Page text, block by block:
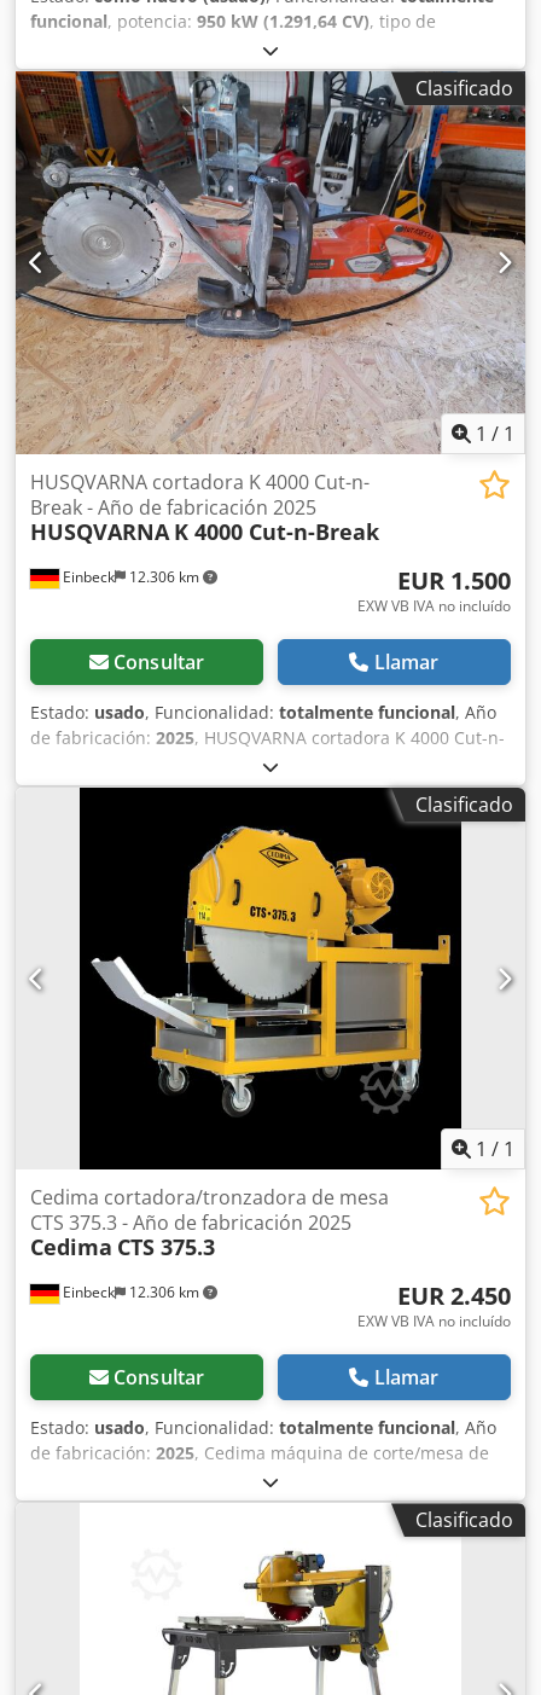
funcional, potencia: 950 kW (1.291,64 CV), tipo de
, tipo de combustible:
peso total:61 kg, Año de fabricación:2025, horas de
funcionamiento:20 h, Como nuevo – máquina de
demostración AirBull 5000 Nº de artículo: AB072016-05
4.940 m³/h (descarga libre) Potencia: 950 W / 5,4 A Tensión:
230V / 50Hz Nivel sonoro: 48-69 dBA (a 3 m de distancia)
Motor regulable sin escalonamientos Dimensiones (LxHxA):
735 x 570 x 615 mm con ruedas 735 x 560 x 615 mm sin
ruedas Peso: 62 kg (dependiendo del filtro) Ver más en:
airmex-absauganlagen.de/modelle/airbull-2000-3500-5000
Cjdszbu Nuopfx Agpjrf Precio exworks
Clasificado
1 / 1
Einbeck 12.306 km
HUSQVARNA cortadora K 4000 Cut-n-
Break - Año de fabricación 2025
HUSQVARNA K 4000 Cut-n-Break
EUR 1.500
EXW VB IVA no incluído
Consultar Llamar
Estado: usado, Funcionalidad: totalmente funcional, Año
de fabricación: 2025, HUSQVARNA cortadora K 4000 Cut-n-
Break — Año de fabricación 2025 Usado, proveniente del
parque de alquiler profesional de Kurt König
Baumaschinen GmbH, Einbeck. Estado & notas: - Estado:
Usado de alquiler, mantenido regularmente -
Funcionamiento: Totalmente operativo - Próximamente
fotos del producto — si está interesado, contáctenos para
fotos actuales Csdpfey A Hapjx Agpsrf - Inspección posible
en 37574 Einbeck con cita previa Precio 1.600 EUR más IVA
| EXW Einbeck | Entrega bajo consulta
Clasificado
1 / 1
Einbeck 12.306 km
Cedima cortadora/tronzadora de mesa
CTS 375.3 - Año de fabricación 2025
Cedima CTS 375.3
EUR 2.450
EXW VB IVA no incluído
Consultar Llamar
Estado: usado, Funcionalidad: totalmente funcional, Año
de fabricación: 2025, Cedima máquina de corte/mesa de
corte CTS 375.3 — Año de fabricación 2025 Usada del
parque de alquiler profesional de Kurt König
Baumaschinen GmbH, Einbeck. Estado y observaciones: -
Estado: Usada de alquiler, mantenida regularmente -
Funcionalidad: Totalmente funcional Csdpfxjy A E Rys
Agporf - Imágenes del producto próximamente —
contáctenos para fotos actuales si está interesado -
Inspección posible en 37574 Einbeck previo acuerdo Precio
2.950 EUR más IVA | EXW Einbeck | Entrega bajo solicitud
Clasificado